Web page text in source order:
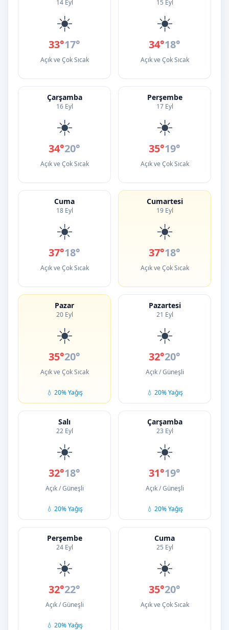
14 Eyl
☀️
33°17°
Açık ve Çok Sıcak
15 Eyl
☀️
34°18°
Açık ve Çok Sıcak
Çarşamba
16 Eyl
☀️
34°20°
Açık ve Çok Sıcak
Perşembe
17 Eyl
☀️
35°19°
Açık ve Çok Sıcak
Cuma
18 Eyl
☀️
37°18°
Açık ve Çok Sıcak
Cumartesi
19 Eyl
☀️
37°18°
Açık ve Çok Sıcak
Pazar
20 Eyl
☀️
35°20°
Açık ve Çok Sıcak
💧 20% Yağış
Pazartesi
21 Eyl
☀️
32°20°
Açık / Güneşli
💧 20% Yağış
Salı
22 Eyl
☀️
32°18°
Açık / Güneşli
💧 20% Yağış
Çarşamba
23 Eyl
☀️
31°19°
Açık / Güneşli
💧 20% Yağış
Perşembe
24 Eyl
☀️
32°22°
Açık / Güneşli
💧 20% Yağış
Cuma
25 Eyl
☀️
35°20°
Açık ve Çok Sıcak